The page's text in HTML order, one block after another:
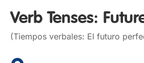
Verb Tenses:
(Tiempos verbales: El futuro